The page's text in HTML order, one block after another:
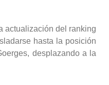
actualización del ranking
hasta la posición
desplazando a la